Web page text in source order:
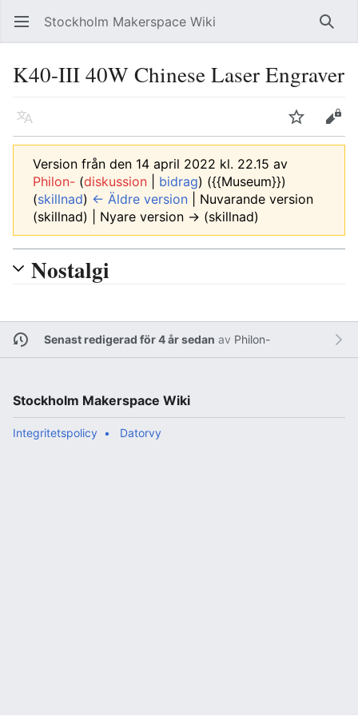
Öppna huvudmenyn Stockholm Makerspace Wiki Sök
K40-III 40W Chinese Laser Engraver
Läs på ett annat språk Bevaka Redigera
Version från den 14 april 2022 kl. 22.15 av
Philon- (diskussion bidrag) ({{Museum}})
(skillnad) ← Äldre version | Nuvarande version
(skillnad) | Nyare version → (skillnad)
Nostalgi
Senast redigerad för 4 år sedan av Philon-
Stockholm Makerspace Wiki
Integritetspolicy Datorvy